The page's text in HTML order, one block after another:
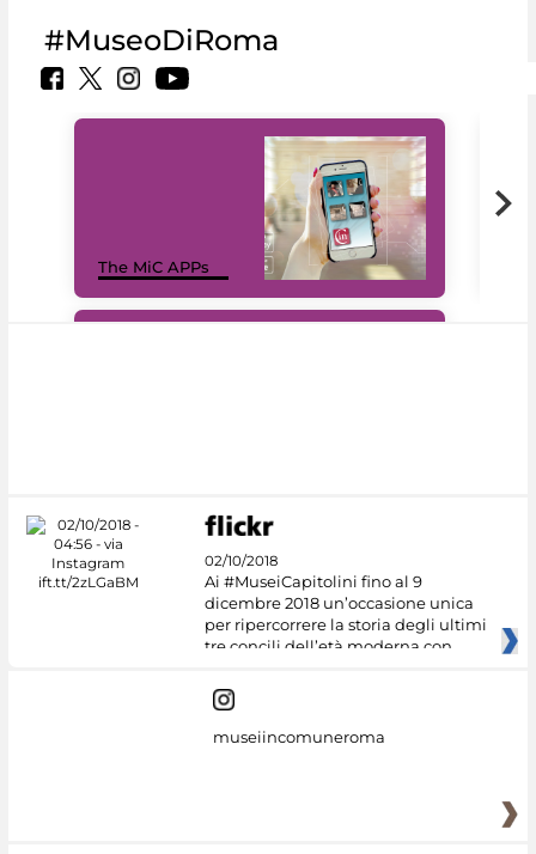
#MuseoDiRoma
The MiC APPs
02/10/2018
Ai #MuseiCapitolini fino al 9
dicembre 2018 un’occasione unica
per ripercorrere la storia degli ultimi
tre concili dell’età moderna con
museiincomuneroma